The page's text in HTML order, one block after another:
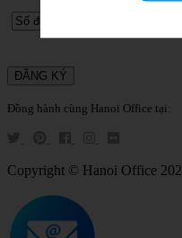
Đồng hành cùng Hanoi Office tại:
Copyright © Hanoi Office